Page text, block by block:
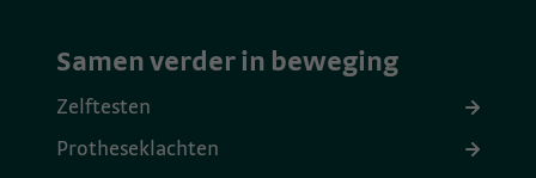
Samen verder in beweging
Zelftesten
Protheseklachten